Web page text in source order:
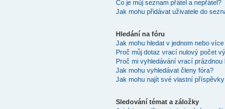
Co je můj seznam přátel a nepřátel?
Jak mohu přidávat uživatele do
Hledání na fóru
Jak mohu hledat v jednom nebo
Proč můj dotaz vrací nulový počet
Proč mi vyhledávání vrací prázdnou
Jak mohu vyhledávat členy fóra?
Jak mohu najít své vlastní příspěvky
Sledování témat a záložky